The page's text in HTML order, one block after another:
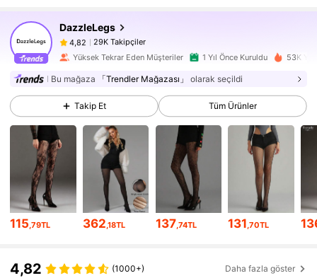
DazzleLegs
4,82 29K Takipçiler
4,82 29K Takipçiler
29K Takipçiler
4,82 29K Takipçiler
4,82 29K Takipçiler
Yüksek Tekrar Eden Müşteriler 1 Yıl Önce Kuruldu 53K
Bu mağaza 「Trendler Mağazası」 olarak seçildi
Takip Et Tüm Ürünler
115,79TL 362,18TL 137,74TL 131,70TL
4,82 (1000+) Daha fazla göster